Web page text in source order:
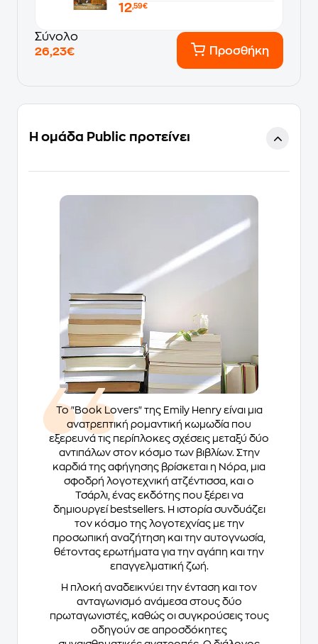
12,59€
Σύνολο
26,23€
Προσθήκη
Η ομάδα Public προτείνει
Το "Book Lovers" της Emily Henry είναι μια
ανατρεπτική ρομαντική κωμωδία που
εξερευνά τις περίπλοκες σχέσεις μεταξύ δύο
αντιπάλων στον κόσμο των βιβλίων. Στην
καρδιά της αφήγησης βρίσκεται η Νόρα, μια
σφοδρή λογοτεχνική ατζέντισσα, και ο
Τσάρλι, ένας εκδότης που ξέρει να
δημιουργεί bestsellers. Η ιστορία συνδυάζει
τον κόσμο της λογοτεχνίας με την
προσωπική αναζήτηση και την αυτογνωσία,
θέτοντας ερωτήματα για την αγάπη και την
επαγγελματική ζωή.
Η πλοκή αναδεικνύει την ένταση και τον
ανταγωνισμό ανάμεσα στους δύο
πρωταγωνιστές, καθώς οι συγκρούσεις τους
οδηγούν σε απροσδόκητες